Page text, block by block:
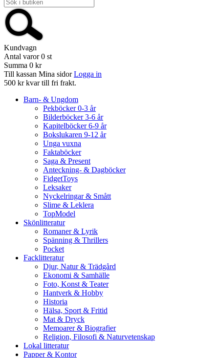
Kundvagn
Antal varor 0 st
Summa 0 kr
Till kassan Mina sidor Logga in
500 kr kvar till fri frakt.
Barn- & Ungdom
Pekböcker 0-3 år
Bilderböcker 3-6 år
Kapitelböcker 6-9 år
Bokslukaren 9-12 år
Unga vuxna
Faktaböcker
Saga & Present
Anteckning- & Dagböcker
FidgetToys
Leksaker
Nyckelringar & Smått
Slime & Leklera
TopModel
Skönlitteratur
Romaner & Lyrik
Spänning & Thrillers
Pocket
Facklitteratur
Djur, Natur & Trädgård
Ekonomi & Samhälle
Foto, Konst & Teater
Hantverk & Hobby
Historia
Hälsa, Sport & Fritid
Mat & Dryck
Memoarer & Biografier
Religion, Filosofi & Naturvetenskap
Lokal litteratur
Papper & Kontor